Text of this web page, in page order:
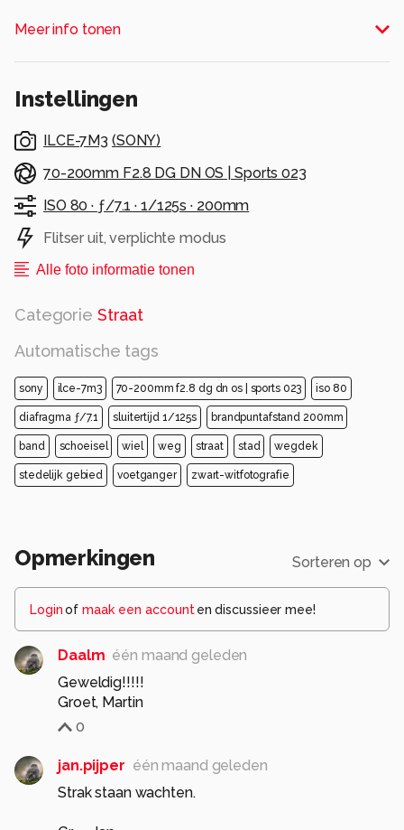
Alle rechten voorbehouden
Meer info tonen
Instellingen
ILCE-7M3 (SONY)
70-200mm F2.8 DG DN OS | Sports 023
ISO 80 · ƒ/7.1 · 1/125s · 200mm
Flitser uit, verplichte modus
Alle foto informatie tonen
Categorie Straat
Automatische tags
sony ilce-7m3 70-200mm f2.8 dg dn os | sports 023 iso 80
diafragma ƒ/7.1 sluitertijd 1/125s brandpuntafstand 200mm
band schoeisel wiel weg straat stad wegdek
stedelijk gebied voetganger zwart-witfotografie
Opmerkingen Sorteren op
Loginof maak een account en discussieer mee!
Daalm één maand geleden
Geweldig!!!!!
Groet, Martin
0
jan.pijper één maand geleden
Strak staan wachten.